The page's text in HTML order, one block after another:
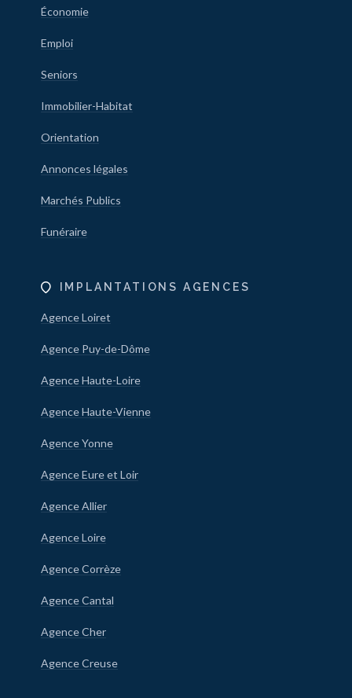
Économie
Emploi
Seniors
Immobilier-Habitat
Orientation
Annonces légales
Marchés Publics
Funéraire
IMPLANTATIONS AGENCES
Agence Loiret
Agence Puy-de-Dôme
Agence Haute-Loire
Agence Haute-Vienne
Agence Yonne
Agence Eure et Loir
Agence Allier
Agence Loire
Agence Corrèze
Agence Cantal
Agence Cher
Agence Creuse